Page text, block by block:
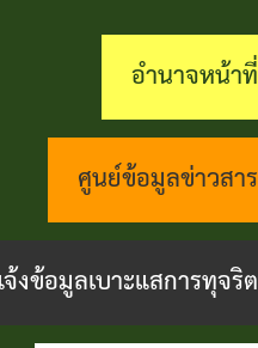
อำนาจหน้าที่
ศูนย์ข้อมูลข่าวสาร
งข้อมูลเบาะแสการทุจริต